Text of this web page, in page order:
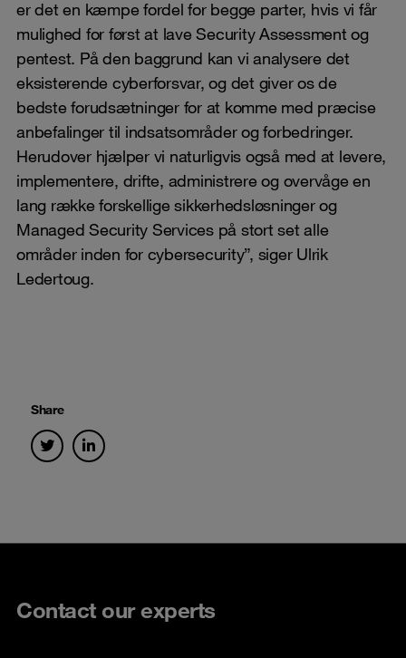
Share
er det en kæmpe fordel for begge parter, hvis vi får
mulighed for først at lave Security Assessment og
pentest. På den baggrund kan vi analysere det
eksisterende cyberforsvar, og det giver os de
bedste forudsætninger for at komme med præcise
anbefalinger til indsatsområder og forbedringer.
Herudover hjælper vi naturligvis også med at levere,
implementere, drifte, administrere og overvåge en
lang række forskellige sikkerhedsløsninger og
Managed Security Services på stort set alle
områder inden for cybersecurity”, siger Ulrik
Ledertoug.
Contact our experts